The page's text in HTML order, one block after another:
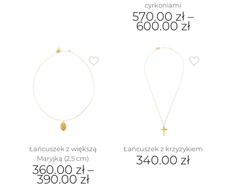
cyrkoniami
570.00 zł –
600.00zł
produkt
Opcje
można
wybrać
na
stronie
produktu
Łańcuszek z większą
Maryjką (2,5 cm)
360.00 zł–
390.00 zł
Łańcuszek z krzyżykiem
340.00 zł